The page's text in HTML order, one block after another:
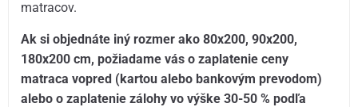
matracov.
Ak si objednáte iný rozmer ako 80x200, 90x200,
180x200 cm, požiadame vás o zaplatenie ceny
matraca vopred (kartou alebo bankovým prevodom)
alebo o zaplatenie zálohy vo výške 30-50 % podľa